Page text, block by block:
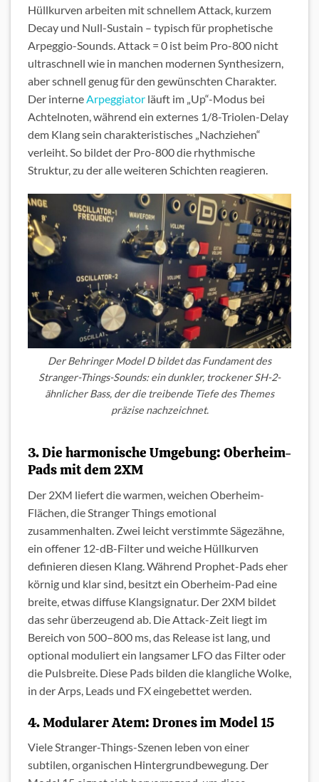
Hüllkurven arbeiten mit schnellem Attack, kurzem
Decay und Null-Sustain – typisch für prophetische
Arpeggio-Sounds. Attack = 0 ist beim Pro-800 nicht
ultraschnell wie in manchen modernen Synthesizern,
aber schnell genug für den gewünschten Charakter.
Der interneArpeggiator läuft im „Up“-Modus bei
Achtelnoten, während ein externes 1/8-Triolen-Delay
dem Klang sein charakteristisches „Nachziehen“
verleiht. So bildet der Pro-800 die rhythmische
Struktur, zu der alle weiteren Schichten reagieren.
Der Behringer Model D bildet das Fundament des
Stranger-Things-Sounds: ein dunkler, trockener SH-2-
ähnlicher Bass, der die treibende Tiefe des Themes
präzise nachzeichnet.
3. Die harmonische Umgebung: Oberheim-
Pads mit dem 2XM
Der 2XM liefert die warmen, weichen Oberheim-
Flächen, die Stranger Things emotional
zusammenhalten. Zwei leicht verstimmte Sägezähne,
ein offener 12-dB-Filter und weiche Hüllkurven
definieren diesen Klang. Während Prophet-Pads eher
körnig und klar sind, besitzt ein Oberheim-Pad eine
breite, etwas diffuse Klangsignatur. Der 2XM bildet
das sehr überzeugend ab. Die Attack-Zeit liegt im
Bereich von 500–800 ms, das Release ist lang, und
optional moduliert ein langsamer LFO das Filter oder
die Pulsbreite. Diese Pads bilden die klangliche Wolke,
in der Arps, Leads und FX eingebettet werden.
4. Modularer Atem: Drones im Model 15
Viele Stranger-Things-Szenen leben von einer
subtilen, organischen Hintergrundbewegung. Der